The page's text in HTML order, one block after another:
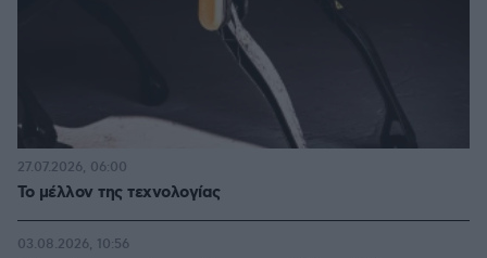
Το μέλλον της τεχνολογίας
27.07.2026, 06:00
03.08.2026, 10:56